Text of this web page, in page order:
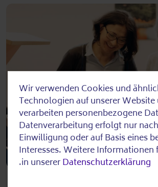
Wir verwenden Cookies und
Technologien auf unserer Website
verarbeiten personenbezogene
Datenverarbeitung erfolgt nur nach
Einwilligung oder auf Basis eines
Interesses. Weitere Informationen
in unsererDatenschutzerklärung
.